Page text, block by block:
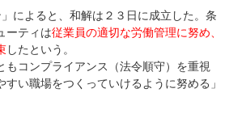
によると、和解は２３日に成立した。条
ーティは従業員の適切な労働管理に努め、
したという。
もコンプライアンス（法令順守）を重視
すい職場をつくっていけるように努める」